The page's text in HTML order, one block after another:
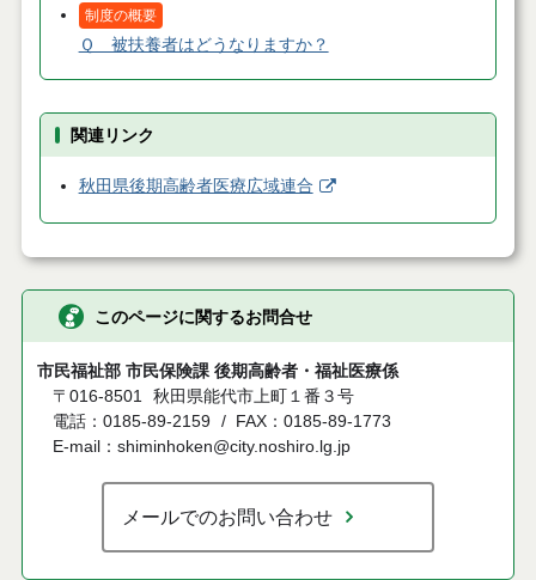
制度の概要
Ｑ 被扶養者はどうなりますか？
関連リンク
秋田県後期高齢者医療広域連合
このページに関するお問合せ
市民福祉部 市民保険課 後期高齢者・福祉医療係
〒016-8501 秋田県能代市上町１番３号
電話：0185-89-2159
FAX：0185-89-1773
E-mail：shiminhoken@city.noshiro.lg.jp
メールでのお問い合わせ